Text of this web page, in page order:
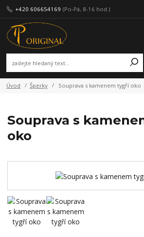
+420 606654169 (Po-Pá, 8-16 hod.)
Úvod Šperky Souprava s kamenem tygří oko
Souprava s
oko